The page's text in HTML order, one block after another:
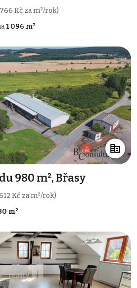
Kč za m²/rok)
1 096 m²
980 m², Břasy
Kč za m²/rok)
m²